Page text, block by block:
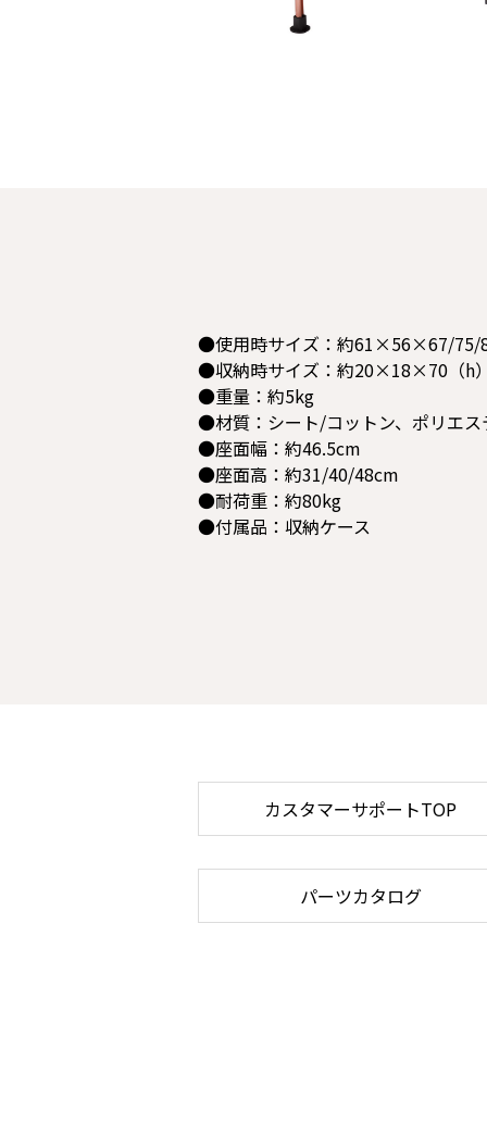
●使用時サイズ：約61×56×67/75/
●収納時サイズ：約20×18×70（h
●重量：約5kg
●材質：シート/コットン、ポリエ
●座面幅：約46.5cm
●座面高：約31/40/48cm
●耐荷重：約80kg
●付属品：収納ケース
カスタマーサポートTOP
パーツカタログ